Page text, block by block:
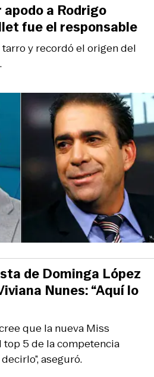
y recordó el origen del
a Rodrigo
fue el responsable
que la nueva Miss
5 de la competencia
aseguró.
de Dominga López
Nunes: “Aquí lo